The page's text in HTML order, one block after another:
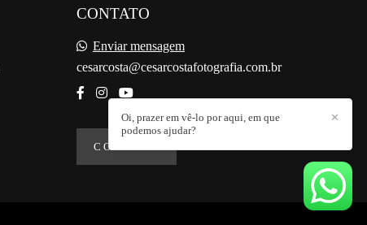
CONTATO
Enviar mensagem
cesarcosta@cesarcostafotografia.com.br
CONTATO
✕
Oi, prazer em vê-lo por aqui, em que
podemos ajudar?